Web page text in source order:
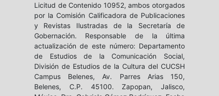
Licitud de Contenido 10952, ambos otorgados
por la Comisión Calificadora de Publicaciones
y Revistas Ilustradas de la Secretaría de
Gobernación. Responsable de la última
actualización de este número: Departamento
de Estudios de la Comunicación Social,
División de Estudios de la Cultura del CUCSH
Campus Belenes, Av. Parres Arias 150,
Belenes, C.P. 45100. Zapopan, Jalisco,